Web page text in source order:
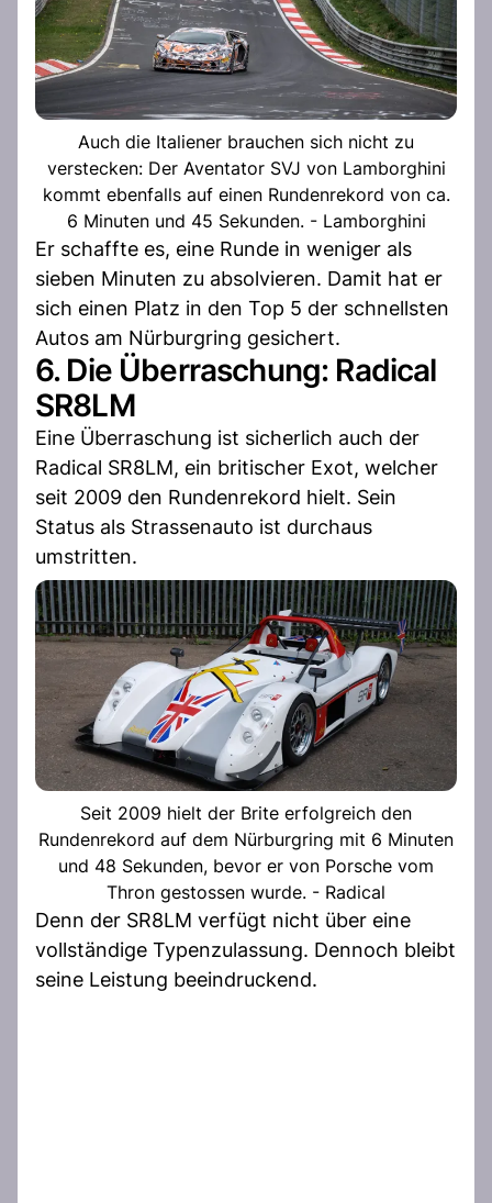
Auch die Italiener brauchen sich nicht zu
verstecken: Der Aventator SVJ von Lamborghini
kommt ebenfalls auf einen Rundenrekord von ca.
6 Minuten und 45 Sekunden. - Lamborghini
Er schaffte es, eine Runde in weniger als
sieben Minuten zu absolvieren. Damit hat er
sich einen Platz in den Top 5 der schnellsten
Autos am Nürburgring gesichert.
6. Die Überraschung: Radical
SR8LM
Eine Überraschung ist sicherlich auch der
Radical SR8LM, ein britischer Exot, welcher
seit 2009 den Rundenrekord hielt. Sein
Status als Strassenauto ist durchaus
umstritten.
Seit 2009 hielt der Brite erfolgreich den
Rundenrekord auf dem Nürburgring mit 6 Minuten
und 48 Sekunden, bevor er von Porsche vom
Thron gestossen wurde. - Radical
Denn der SR8LM verfügt nicht über eine
vollständige Typenzulassung. Dennoch bleibt
seine Leistung beeindruckend.